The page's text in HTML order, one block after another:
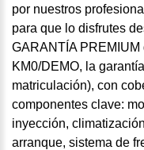
por nuestros
para que lo disfrutes
GARANTÍA
KM0/DEMO, la
matriculación), con
componentes clave:
inyección,
arranque, sistema de